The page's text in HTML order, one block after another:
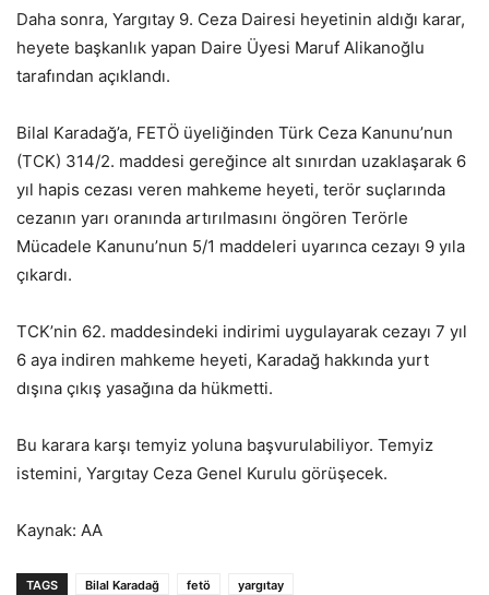
Daha sonra, Yargıtay 9. Ceza Dairesi heyetinin aldığı karar,
heyete başkanlık yapan Daire Üyesi Maruf Alikanoğlu
tarafından açıklandı.
Bilal Karadağ’a, FETÖ üyeliğinden Türk Ceza Kanunu’nun
(TCK) 314/2. maddesi gereğince alt sınırdan uzaklaşarak 6
yıl hapis cezası veren mahkeme heyeti, terör suçlarında
cezanın yarı oranında artırılmasını öngören Terörle
Mücadele Kanunu’nun 5/1 maddeleri uyarınca cezayı 9 yıla
çıkardı.
TCK’nin 62. maddesindeki indirimi uygulayarak cezayı 7 yıl
6 aya indiren mahkeme heyeti, Karadağ hakkında yurt
dışına çıkış yasağına da hükmetti.
Bu karara karşı temyiz yoluna başvurulabiliyor. Temyiz
istemini, Yargıtay Ceza Genel Kurulu görüşecek.
Kaynak: AA
TAGS Bilal Karadağ fetö yargıtay